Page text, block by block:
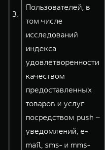
3.
Пользователей, в
том числе
исследований
индекса
удовлетворенности
качеством
предоставленных
товаров и услуг
посредством push –
уведомлений, e-
mail, sms- и mms-